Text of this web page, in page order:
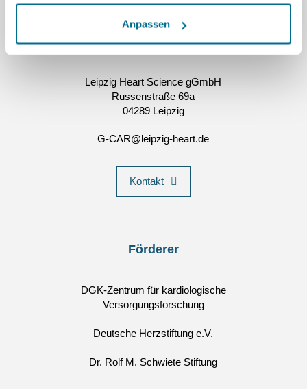
Anpassen
Kontakt
Leipzig Heart Science gGmbH
Russenstraße 69a
04289 Leipzig
G-CAR@leipzig-heart.de
Kontakt
Förderer
DGK-Zentrum für kardiologische
Versorgungsforschung
Deutsche Herzstiftung e.V.
Dr. Rolf M. Schwiete Stiftung